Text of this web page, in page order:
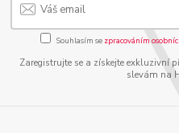
Souhlasím se zpracováním
Zaregistrujte se a získejte exkluzivní
slevám na